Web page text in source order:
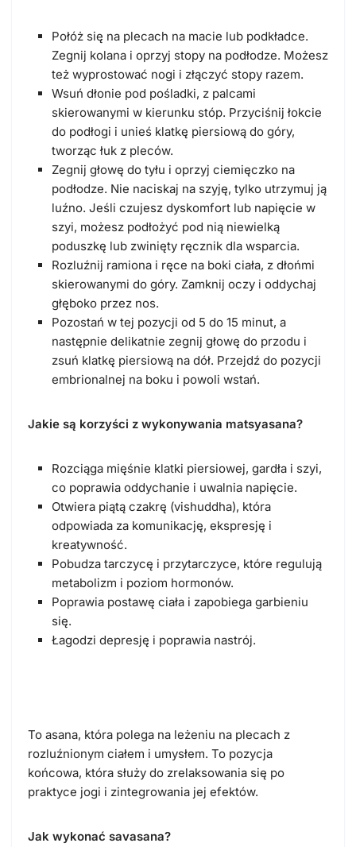
Połóż się na plecach na macie lub podkładce.
Zegnij kolana i oprzyj stopy na podłodze. Możesz
też wyprostować nogi i złączyć stopy razem.
Wsuń dłonie pod pośladki, z palcami
skierowanymi w kierunku stóp. Przyciśnij łokcie
do podłogi i unieś klatkę piersiową do góry,
tworząc łuk z pleców.
Zegnij głowę do tyłu i oprzyj ciemięczko na
podłodze. Nie naciskaj na szyję, tylko utrzymuj ją
luźno. Jeśli czujesz dyskomfort lub napięcie w
szyi, możesz podłożyć pod nią niewielką
poduszkę lub zwinięty ręcznik dla wsparcia.
Rozluźnij ramiona i ręce na boki ciała, z dłońmi
skierowanymi do góry. Zamknij oczy i oddychaj
głęboko przez nos.
Pozostań w tej pozycji od 5 do 15 minut, a
następnie delikatnie zegnij głowę do przodu i
zsuń klatkę piersiową na dół. Przejdź do pozycji
embrionalnej na boku i powoli wstań.
Jakie są korzyści z wykonywania matsyasana?
Rozciąga mięśnie klatki piersiowej, gardła i szyi,
co poprawia oddychanie i uwalnia napięcie.
Otwiera piątą czakrę (vishuddha), która
odpowiada za komunikację, ekspresję i
kreatywność.
Pobudza tarczycę i przytarczyce, które regulują
metabolizm i poziom hormonów.
Poprawia postawę ciała i zapobiega garbieniu
się.
Łagodzi depresję i poprawia nastrój.
To asana, która polega na leżeniu na plecach z
rozluźnionym ciałem i umysłem. To pozycja
końcowa, która służy do zrelaksowania się po
praktyce jogi i zintegrowania jej efektów.
Jak wykonać savasana?